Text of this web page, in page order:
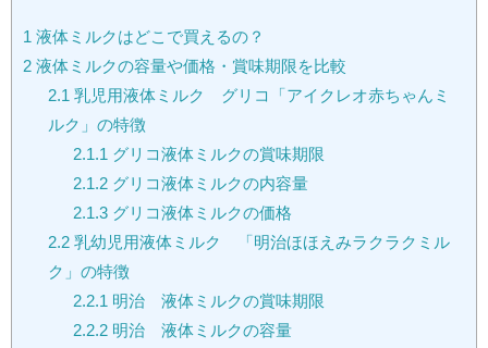
1 液体ミルクはどこで買えるの？
2 液体ミルクの容量や価格・賞味期限を比較
2.1 乳児用液体ミルク グリコ「アイクレオ赤ちゃんミ
ルク」の特徴
2.1.1 グリコ液体ミルクの賞味期限
2.1.2グリコ液体ミルクの内容量
2.1.3グリコ液体ミルクの価格
2.2乳幼児用液体ミルク 「明治ほほえみラクラクミル
ク」の特徴
2.2.1 明治 液体ミルクの賞味期限
2.2.2明治 液体ミルクの容量